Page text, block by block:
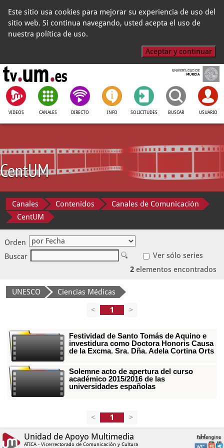
Este sitio usa cookies para mejorar su experiencia de uso del
sitio web. Si continua navegando, usted acepta el uso de
nuestra política de uso.
Aceptar y continuar
VIDEOS CANALES DIRECTO INFO SOLICITUDES BUSCAR USUARIO
CentUM
Canales Contenidos
Canales de Comunicación
CentUM
Orden
Buscar
Ver sólo series
2 elementos encontrados
UNESCO
Ciencias Médicas
<
>
Festividad de Santo Tomás de Aquino e
investidura como Doctora Honoris Causa
de la Excma. Sra. Dña. Adela Cortina Orts
Solemne acto de apertura del curso
académico 2015/2016 de las
universidades españolas
< >
Unidad de Apoyo Multimedia
ATICA - Vicerrectorado de Comunicación y Cultura